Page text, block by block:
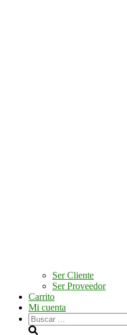
Ser Cliente
Ser Proveedor
Carrito
Mi cuenta
Buscar: